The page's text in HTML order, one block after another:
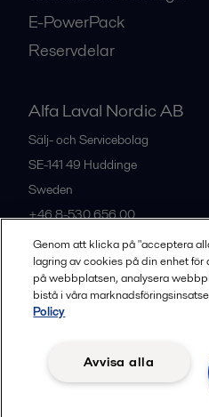
E-PowerPack
Reservdelar
Alfa Laval Nordic AB
Sälj- och Servicebolag
SE-141 49 Huddinge
Sweden
+46 8-530 656 00
Alla kontor och partners
Community
Genom att klicka på "acceptera
lagring av cookies på din enhet
på webbplatsen, analysera
bistå i våra
Policy
Avvisa alla